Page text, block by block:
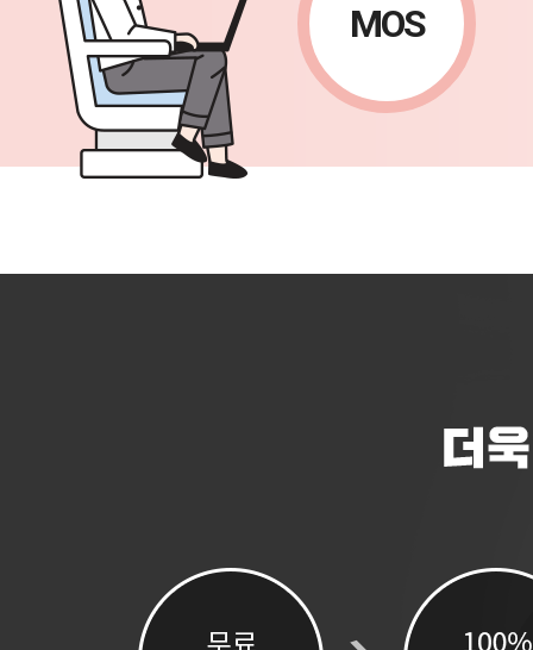
MOS